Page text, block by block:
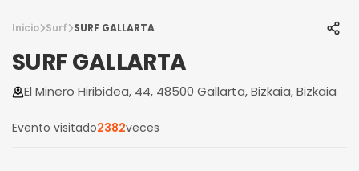
Inicio Surf SURF GALLARTA
SURF GALLARTA
El Minero Hiribidea, 44, 48500 Gallarta, Bizkaia, Bizkaia
Evento visitado2382veces